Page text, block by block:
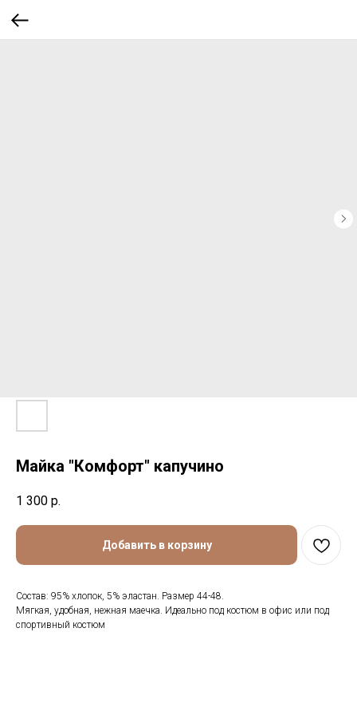
Майка "Комфорт" капучино
1 300 р.
Добавить в корзину
Состав: 95% хлопок, 5% эластан. Размер 44-48.
Мягкая, удобная, нежная маечка. Идеально под костюм в офис или под
спортивный костюм